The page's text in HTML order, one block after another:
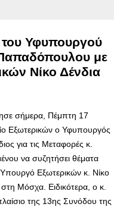
Υφυπουργού
με
Νίκο Δένδια
σήμερα, Πέμπτη 17
Εξωτερικών ο Υφυπουργός
για τις Μεταφορές κ.
να συζητήσει θέματα
Εξωτερικών κ. Νίκο
Μόσχα. Ειδικότερα, ο κ.
της 13ης Συνόδου της